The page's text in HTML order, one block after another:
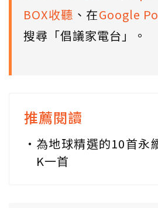
BOX收聽 、在Google
搜尋「倡議家電台」。
推薦閱讀
為地球精選的10首永
K一首